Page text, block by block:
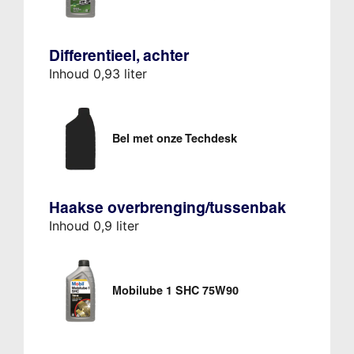
Differentieel, achter
Inhoud 0,93 liter
Bel met onze Techdesk
Haakse overbrenging/tussenbak
Inhoud 0,9 liter
Mobilube 1 SHC 75W90